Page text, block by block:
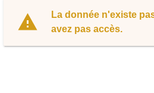
La donnée n'existe
avez pas accès.